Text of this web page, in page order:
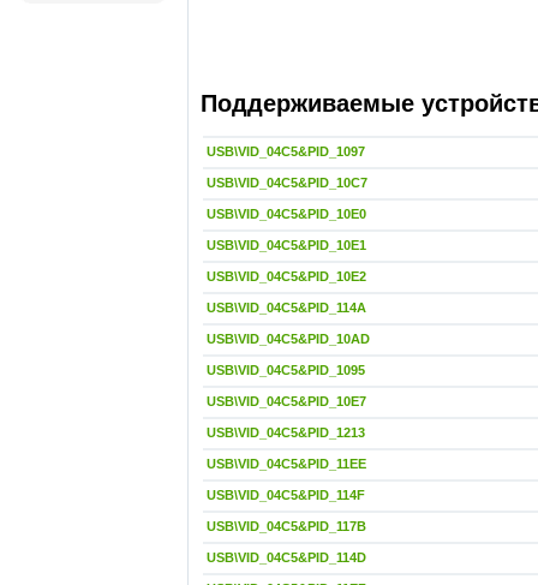
Поддерживаемые
USB\VID_04C5&PID_1097
USB\VID_04C5&PID_10C7
USB\VID_04C5&PID_10E0
USB\VID_04C5&PID_10E1
USB\VID_04C5&PID_10E2
USB\VID_04C5&PID_114A
USB\VID_04C5&PID_10AD
USB\VID_04C5&PID_1095
USB\VID_04C5&PID_10E7
USB\VID_04C5&PID_1213
USB\VID_04C5&PID_11EE
USB\VID_04C5&PID_114F
USB\VID_04C5&PID_117B
USB\VID_04C5&PID_114D